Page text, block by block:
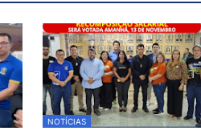
NOTÍCIAS